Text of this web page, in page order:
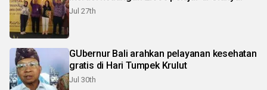
Jul 27th
GUbernur Bali arahkan pelayanan kesehatan
gratis di Hari Tumpek Krulut
Jul 30th